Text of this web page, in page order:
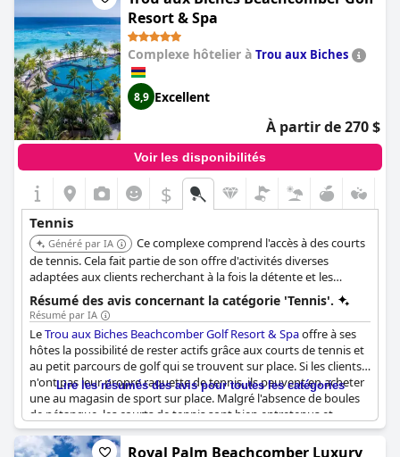
Resort & Spa
Complexe hôtelier à Trou aux Biches
8,9 Excellent
À partir de 270 $
Voir les disponibilités
$
Tennis
Généré par IA
Ce complexe comprend l'accès à des courts
de tennis. Cela fait partie de son offre d'activités diverses
adaptées aux clients recherchant à la fois la détente et les
activités sportives.
Résumé des avis concernant la catégorie 'Tennis'.
Résumé par IA
LeTrou aux Biches Beachcomber Golf Resort & Spaoffre à ses
hôtes la possibilité de rester actifs grâce aux courts de tennis et
au petit parcours de golf qui se trouvent sur place. Si les clients
n'ont pas leur propre raquette de tennis, ils peuvent en acheter
une au magasin de sport sur place. Malgré l'absence de boules
de pétanque, les courts de tennis sont bien entretenus et
peuvent être utilisés. En outre, l'hôtel propose des activités
gratuites telles que le kayak, le pédalo et le tennis. Dans
Lire les résumés des avis pour toutes les catégories
Royal Palm Beachcomber Luxury